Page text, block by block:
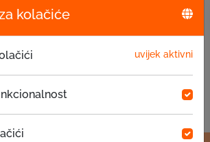
kolačiće
uvijek aktivni